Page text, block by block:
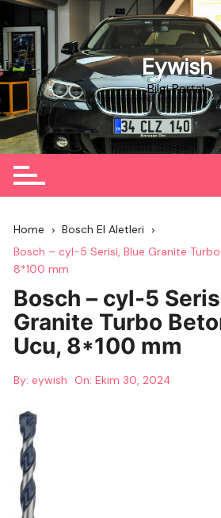
Skip
to
content
Eywish
Bilgi Portalı
Home
Bosch El Aletleri
Bosch – cyl-5 Serisi, Blue Granite
8*100 mm
Bosch – cyl-5
Granite Turbo
Ucu, 8*100 mm
By: eywish On:Ekim 30, 2024